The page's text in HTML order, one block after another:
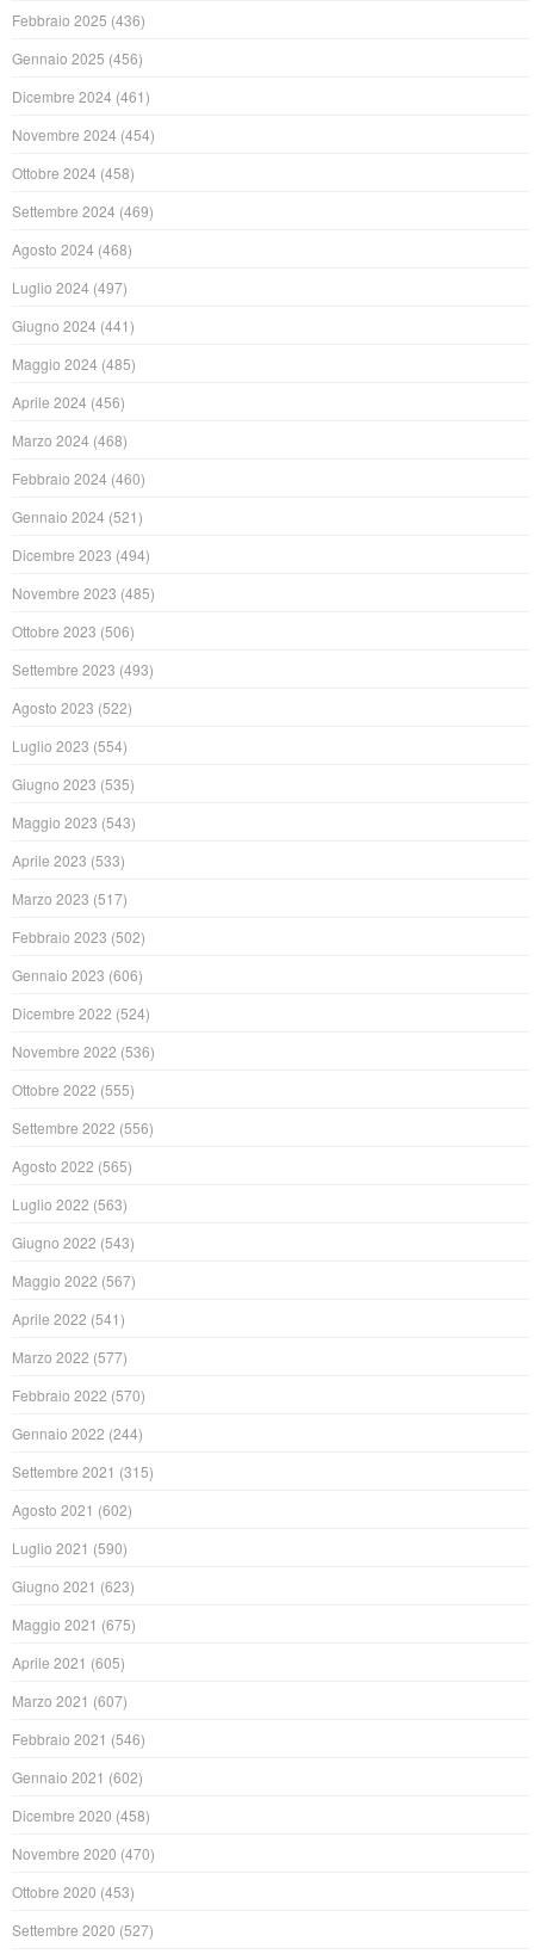
Febbraio 2025 (436)
Gennaio 2025 (456)
Dicembre 2024 (461)
Novembre 2024 (454)
Ottobre 2024 (458)
Settembre 2024 (469)
Agosto 2024 (468)
Luglio 2024 (497)
Giugno 2024 (441)
Maggio 2024 (485)
Aprile 2024 (456)
Marzo 2024 (468)
Febbraio 2024 (460)
Gennaio 2024 (521)
Dicembre 2023 (494)
Novembre 2023 (485)
Ottobre 2023 (506)
Settembre 2023 (493)
Agosto 2023 (522)
Luglio 2023 (554)
Giugno 2023 (535)
Maggio 2023 (543)
Aprile 2023 (533)
Marzo 2023 (517)
Febbraio 2023 (502)
Gennaio 2023 (606)
Dicembre 2022 (524)
Novembre 2022 (536)
Ottobre 2022 (555)
Settembre 2022 (556)
Agosto 2022 (565)
Luglio 2022 (563)
Giugno 2022 (543)
Maggio 2022 (567)
Aprile 2022 (541)
Marzo 2022 (577)
Febbraio 2022 (570)
Gennaio 2022 (244)
Settembre 2021 (315)
Agosto 2021 (602)
Luglio 2021 (590)
Giugno 2021 (623)
Maggio 2021 (675)
Aprile 2021 (605)
Marzo 2021 (607)
Febbraio 2021 (546)
Gennaio 2021 (602)
Dicembre 2020 (458)
Novembre 2020 (470)
Ottobre 2020 (453)
Settembre 2020 (527)